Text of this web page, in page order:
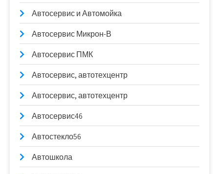
Автосервис и Автомойка
Автосервис Микрон-В
Автосервис ПМК
Автосервис, автотехцентр
Автосервис, автотехцентр
Автосервис46
Автостекло56
Автошкола